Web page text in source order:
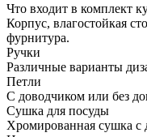
Что входит в комплект
Корпус, влагостойкая
фурнитура.
Ручки
Различные варианты
Петли
С доводчиком или без
Сушка для посуды
Хромированная сушка